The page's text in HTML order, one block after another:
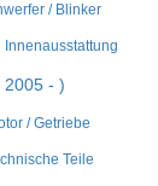
/ Blinker
Innenausstattung
2005 - )
/ Getriebe
Teile